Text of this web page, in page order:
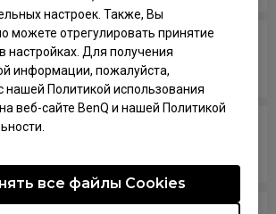
настроек. Также, Вы
можете отрегулировать принятие
настройках. Для получения
информации, пожалуйста,
нашей Политикой использования
на веб-сайте BenQ и нашей Политикой
все файлы Сookies
compatible with PS5 and Xbox
Refresh Rate (VRR)?
support NVIDIA G-Sync